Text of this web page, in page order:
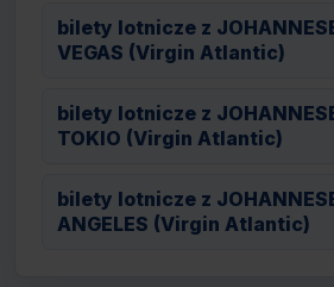
bilety lotnicze z
VEGAS (Virgin Atlantic)
bilety lotnicze z
TOKIO (Virgin Atlantic)
bilety lotnicze z
ANGELES (Virgin Atlantic)